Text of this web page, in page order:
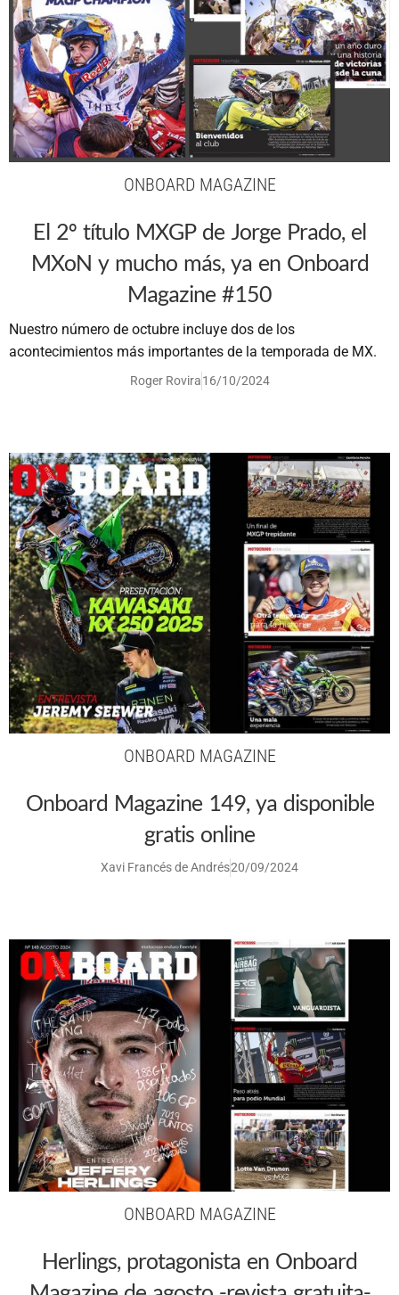
ONBOARD MAGAZINE
El 2º título MXGP de Jorge Prado, el
MXoN y mucho más, ya en Onboard
Magazine #150
Nuestro número de octubre incluye dos de los
acontecimientos más importantes de la temporada de MX.
Roger Rovira16/10/2024
ONBOARD MAGAZINE
Onboard Magazine 149, ya disponible
gratis online
Xavi Francés de Andrés20/09/2024
ONBOARD MAGAZINE
Herlings, protagonista en Onboard